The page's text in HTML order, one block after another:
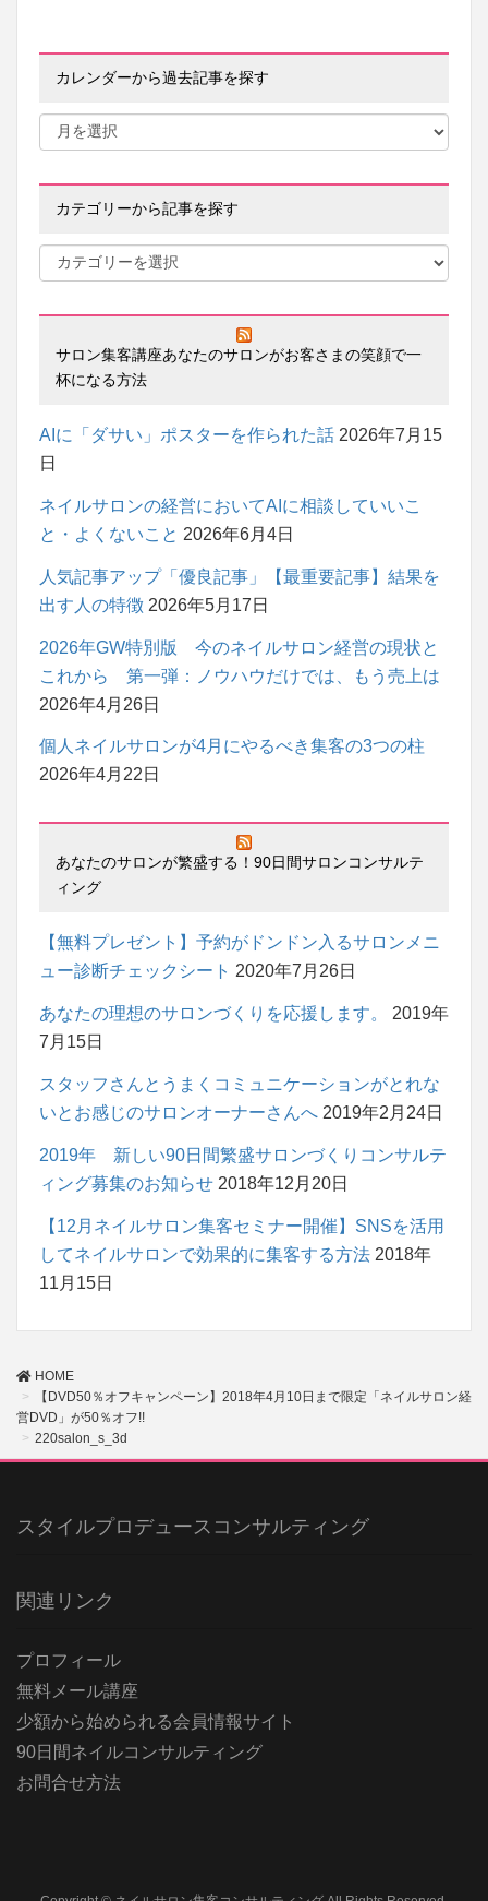
カレンダーから過去記事を探す
カテゴリーから記事を探す
サロン集客講座あなたのサロンがお客さまの笑顔で一
杯になる方法
AIに「ダサい」ポスターを作られた話 2026年7月15
日
ネイルサロンの経営においてAIに相談していいこ
と・よくないこと 2026年6月4日
人気記事アップ「優良記事」【最重要記事】結果を
出す人の特徴 2026年5月17日
2026年GW特別版 今のネイルサロン経営の現状と
これから 第一弾：ノウハウだけでは、もう売上は
2026年4月26日
個人ネイルサロンが4月にやるべき集客の3つの柱
2026年4月22日
あなたのサロンが繁盛する！90日間サロンコンサルテ
ィング
【無料プレゼント】予約がドンドン入るサロンメニ
ュー診断チェックシート 2020年7月26日
あなたの理想のサロンづくりを応援します。
2019年
7月15日
スタッフさんとうまくコミュニケーションがとれな
いとお感じのサロンオーナーさんへ 2019年2月24日
2019年 新しい90日間繁盛サロンづくりコンサルテ
ィング募集のお知らせ 2018年12月20日
【12月ネイルサロン集客セミナー開催】SNSを活用
してネイルサロンで効果的に集客する方法 2018年
11月15日
HOME
【DVD50％オフキャンペーン】2018年4月10日まで限定「ネイルサロン経
営DVD」が50％オフ!!
220salon_s_3d
スタイルプロデュースコンサルティング
関連リンク
プロフィール
無料メール講座
少額から始められる会員情報サイト
90日間ネイルコンサルティング
お問合せ方法